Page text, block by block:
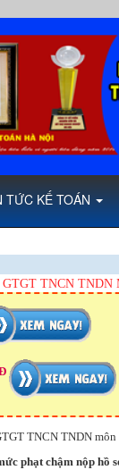
TỨC KẾ TOÁN
TNCN TNDN
phạt chậm nộp hồ